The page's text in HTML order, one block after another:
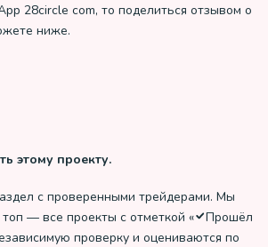
28circle com, то поделиться отзывом о
ниже.
этому проекту.
с проверенными трейдерами. Мы
— все проекты с отметкой «
Прошёл
проверку и оцениваются по